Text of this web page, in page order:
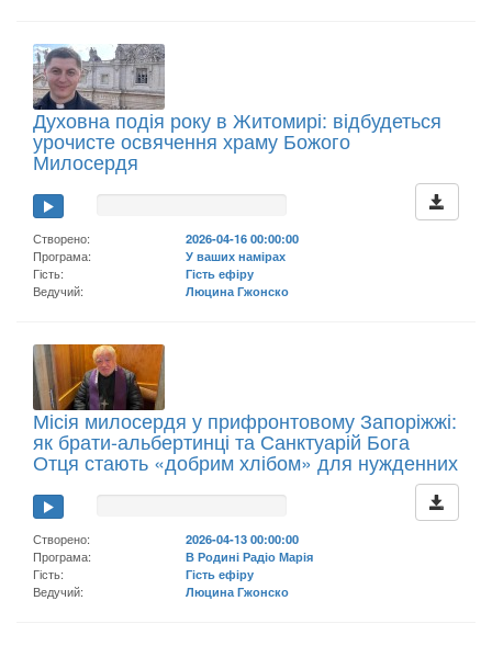
Духовна подія року в Житомирі: відбудеться
урочисте освячення храму Божого
Милосердя
Створено:
2026-04-16 00:00:00
Програма:
У ваших намірах
Гість:
Гість ефіру
Ведучий:
Люцина Гжонско
Місія милосердя у прифронтовому Запоріжжі:
як брати-альбертинці та Санктуарій Бога
Отця стають «добрим хлібом» для нужденних
Створено:
2026-04-13 00:00:00
Програма:
В Родині Радіо Марія
Гість:
Гість ефіру
Ведучий:
Люцина Гжонско